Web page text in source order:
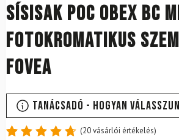
Sísisak POC Obex BC
Fotokromatikus
Fovea
Tanácsadó - Hogyan
(20vásárlói értékelés)